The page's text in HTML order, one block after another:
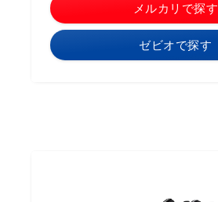
メルカリで探す
ゼビオで探す